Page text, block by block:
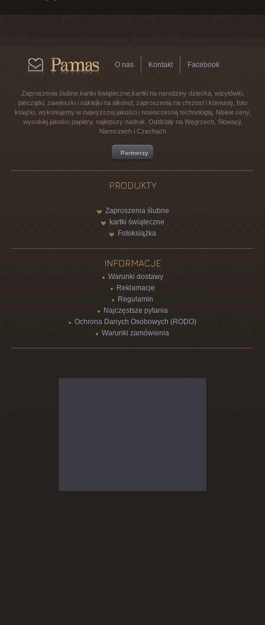
O nas Kontakt Facebook
Zaproszenia ślubne,kartki świąteczne,kartki na narodziny dziecka, wizytówki,
pieczątki, zawieszki i naklejki na alkohol, zaproszenia na chrzest i komunię, foto
książki, wykonujemy w najwyższej jakości i nowoczesną technologią. Niskie ceny,
wysokiej jakości papiery, najlepszy nadruk. Oddziały na Węgrzech, Słowacji,
Niemczech i Czechach
Partnerzy
PRODUKTY
Zaproszenia ślubne
kartki świąteczne
Fotoksiążka
INFORMACJE
Warunki dostawy
Reklamacje
Regulamin
Najczęstsze pytania
Ochrona Danych Osobowych (RODO)
Warunki zamówienia